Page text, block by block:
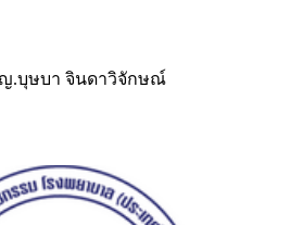
.บุษบา จินดาวิจักษณ์